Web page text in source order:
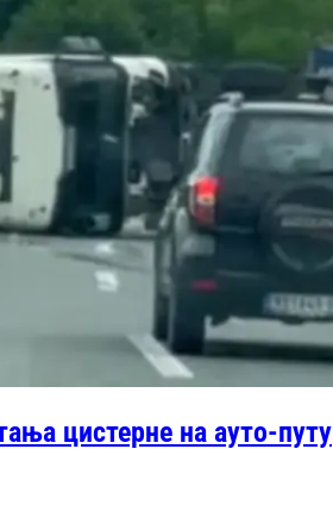
цистерне на ауто-путу